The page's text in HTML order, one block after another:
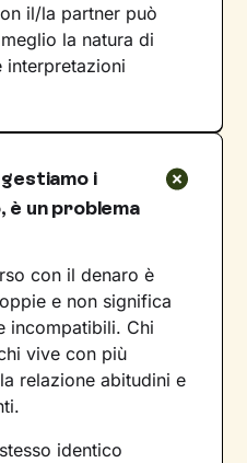
il/la partner può
la natura di
interpretazioni
i
è un problema
con il denaro è
e non significa
incompatibili. Chi
vive con più
relazione abitudini e
identico